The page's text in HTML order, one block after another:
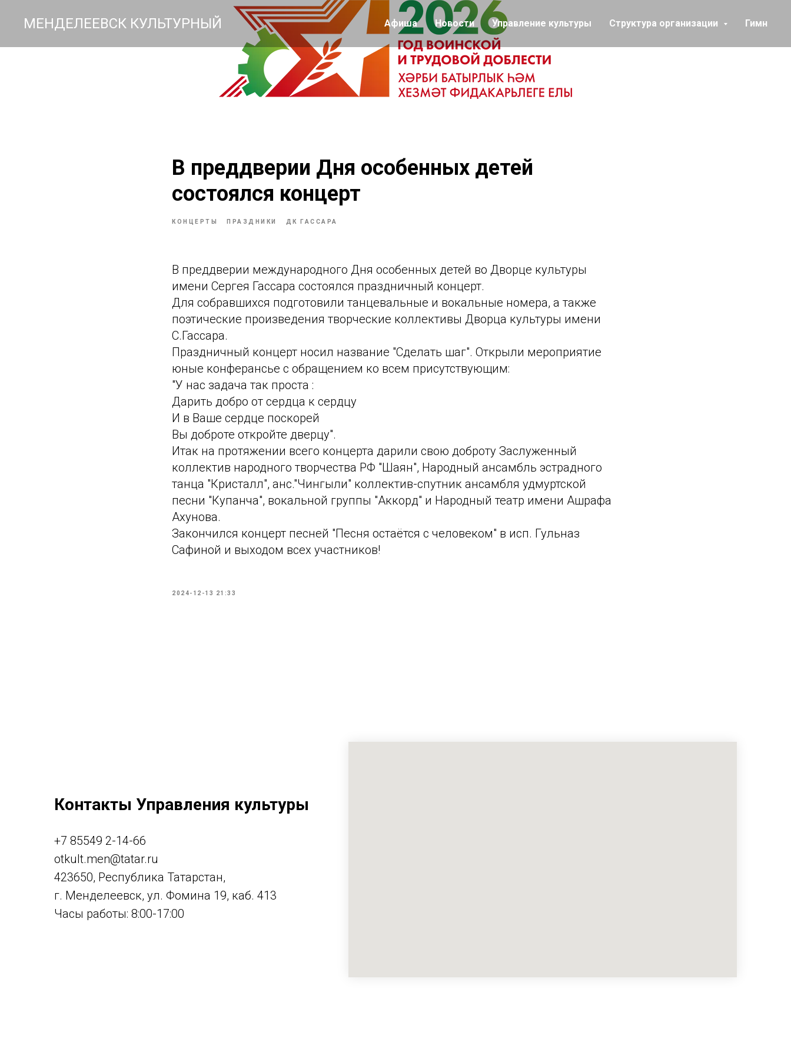
МЕНДЕЛЕЕВСК КУЛЬТУРНЫЙ Афиша Новости Управление культуры Структура организации Гимн
В преддверии Дня особенных детей
состоялся концерт
КОНЦЕРТЫ ПРАЗДНИКИ ДК ГАССАРА
В преддверии международного Дня особенных детей во Дворце культуры
имени Сергея Гассара состоялся праздничный концерт.
Для собравшихся подготовили танцевальные и вокальные номера, а также
поэтические произведения творческие коллективы Дворца культуры имени
С.Гассара.
Праздничный концерт носил название "Сделать шаг". Открыли мероприятие
юные конферансье с обращением ко всем присутствующим:
"У нас задача так проста :
Дарить добро от сердца к сердцу
И в Ваше сердце поскорей
Вы доброте откройте дверцу".
Итак на протяжении всего концерта дарили свою доброту Заслуженный
коллектив народного творчества РФ "Шаян", Народный ансамбль эстрадного
танца "Кристалл", анс."Чингыли" коллектив-спутник ансамбля удмуртской
песни "Купанча", вокальной группы "Аккорд" и Народный театр имени Ашрафа
Ахунова.
Закончился концерт песней "Песня остаётся с человеком" в исп. Гульназ
Сафиной и выходом всех участников!
2024-12-13 21:33
Контакты Управления культуры
+7 85549 2-14-66
otkult.men@tatar.ru
423650, Республика Татарстан,
г. Менделеевск, ул. Фомина 19, каб. 413
Часы работы: 8:00-17:00